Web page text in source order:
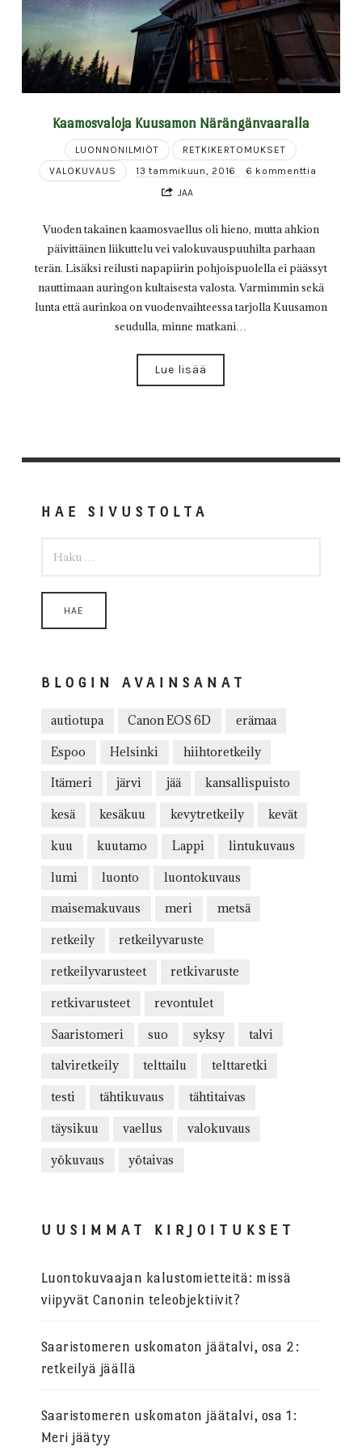
Kaamosvaloja Kuusamon Närängänvaaralla
LUONNONILMIÖT
RETKIKERTOMUKSET
VALOKUVAUS
13 tammikuun, 2016
6 kommenttia
JAA
Vuoden takainen kaamosvaellus oli hieno, mutta ahkion
päivittäinen liikuttelu vei valokuvauspuuhilta parhaan
terän. Lisäksi reilusti napapiirin pohjoispuolella ei päässyt
nauttimaan auringon kultaisesta valosta. Varmimmin sekä
lunta että aurinkoa on vuodenvaihteessa tarjolla Kuusamon
seudulla, minne matkani…
Lue lisää
HAE SIVUSTOLTA
BLOGIN AVAINSANAT
autiotupa Canon EOS 6D erämaa
Espoo Helsinki hiihtoretkeily
Itämeri järvi jää kansallispuisto
kesä kesäkuu kevytretkeily kevät
kuu kuutamo Lappi lintukuvaus
lumi luonto luontokuvaus
maisemakuvaus meri metsä
retkeily retkeilyvaruste
retkeilyvarusteet retkivaruste
retkivarusteet revontulet
Saaristomeri suo syksy talvi
talviretkeily telttailu telttaretki
testi tähtikuvaus tähtitaivas
täysikuu vaellus valokuvaus
yökuvaus yötaivas
UUSIMMAT KIRJOITUKSET
Luontokuvaajan kalustomietteitä: missä
viipyvät Canonin teleobjektiivit?
Saaristomeren uskomaton jäätalvi, osa 2:
retkeilyä jäällä
Saaristomeren uskomaton jäätalvi, osa 1:
Meri jäätyy